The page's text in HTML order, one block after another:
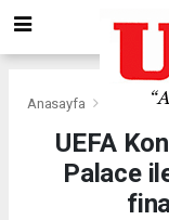
Anasayfa
UEFA
Palace